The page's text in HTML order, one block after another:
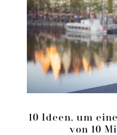
10 Ideen, um
von 10